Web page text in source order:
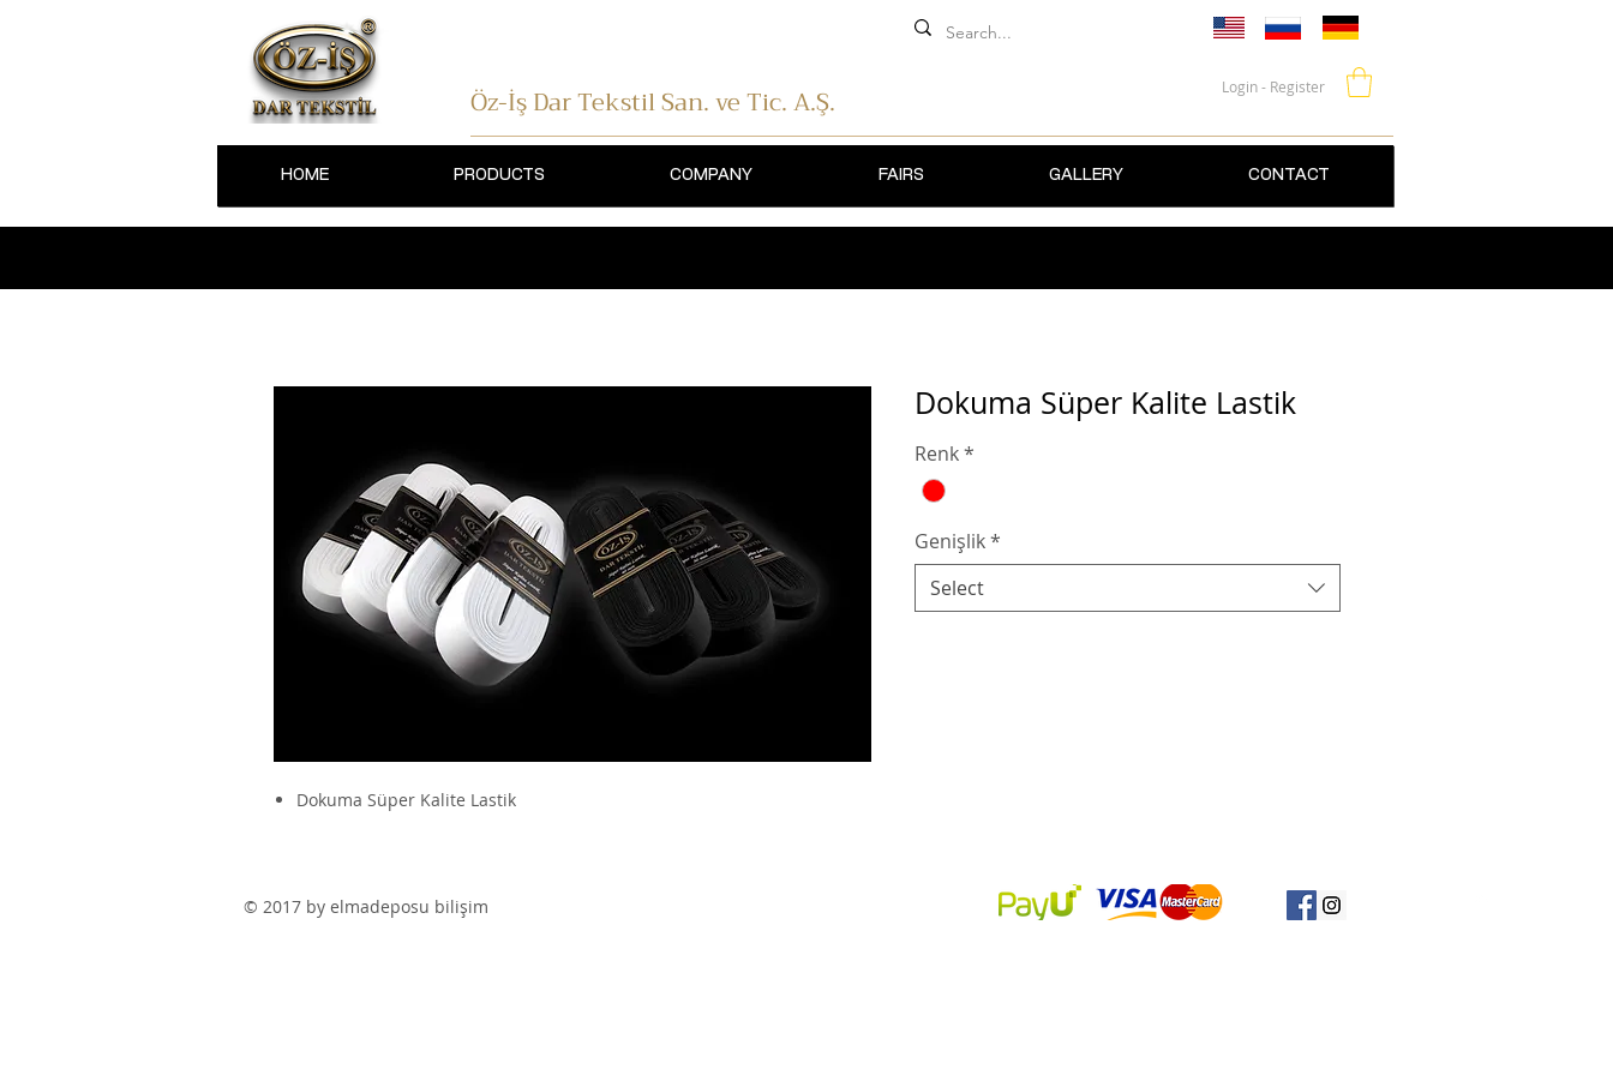
Öz-İş Dar TekstilSan. ve Tic. A.Ş. Login - Register
HOME PRODUCTS COMPANY FAIRS GALLERY CONTACT
Dokuma Süper Kalite Lastik
Dokuma Süper Kalite Lastik
Renk*
Genişlik*
Select
© 2017 by elmadeposu bilişim